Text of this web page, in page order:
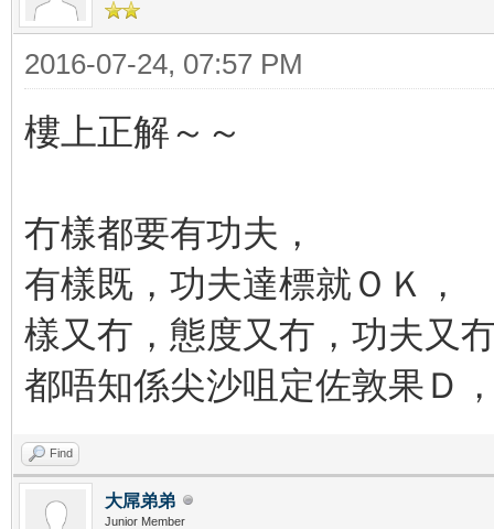
2016-07-24, 07:57 PM
樓上正解～～
冇樣都要有功夫，
有樣既，功夫達標就ＯＫ，
樣又冇，態度又冇，功夫又
都唔知係尖沙咀定佐敦果Ｄ
Find
大屌弟弟
Junior Member